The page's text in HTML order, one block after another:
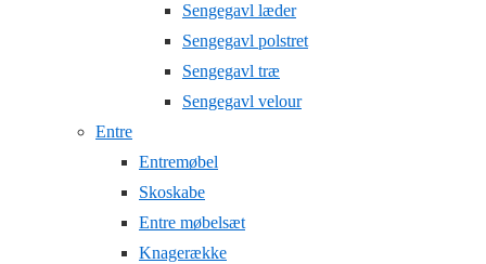
Sengegavl læder
Sengegavl polstret
Sengegavl træ
Sengegavl velour
Entre
Entremøbel
Skoskabe
Entre møbelsæt
Knagerække